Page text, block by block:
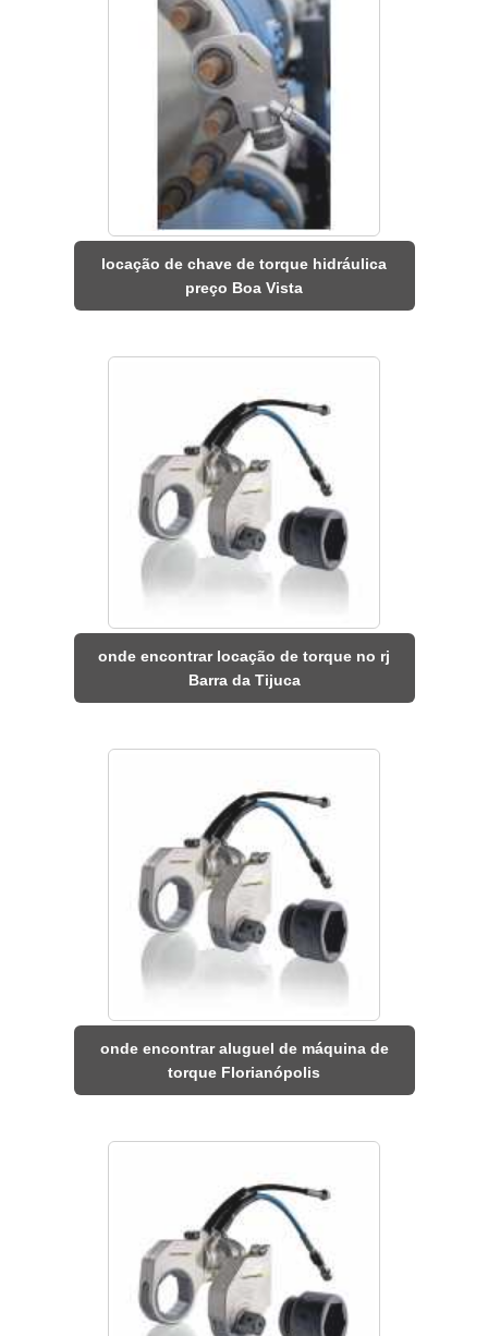
locação de chave de torque hidráulica
preço Boa Vista
onde encontrar locação de torque no rj
Barra da Tijuca
onde encontrar aluguel de máquina de
torque Florianópolis